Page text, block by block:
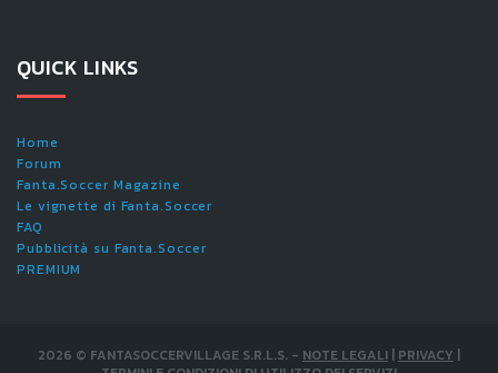
QUICK LINKS
Home
Forum
Fanta.Soccer Magazine
Le vignette di Fanta.Soccer
FAQ
Pubblicità su Fanta.Soccer
PREMIUM
2026 © FANTASOCCERVILLAGE S.R.L.S. - NOTE LEGALI | PRIVACY |